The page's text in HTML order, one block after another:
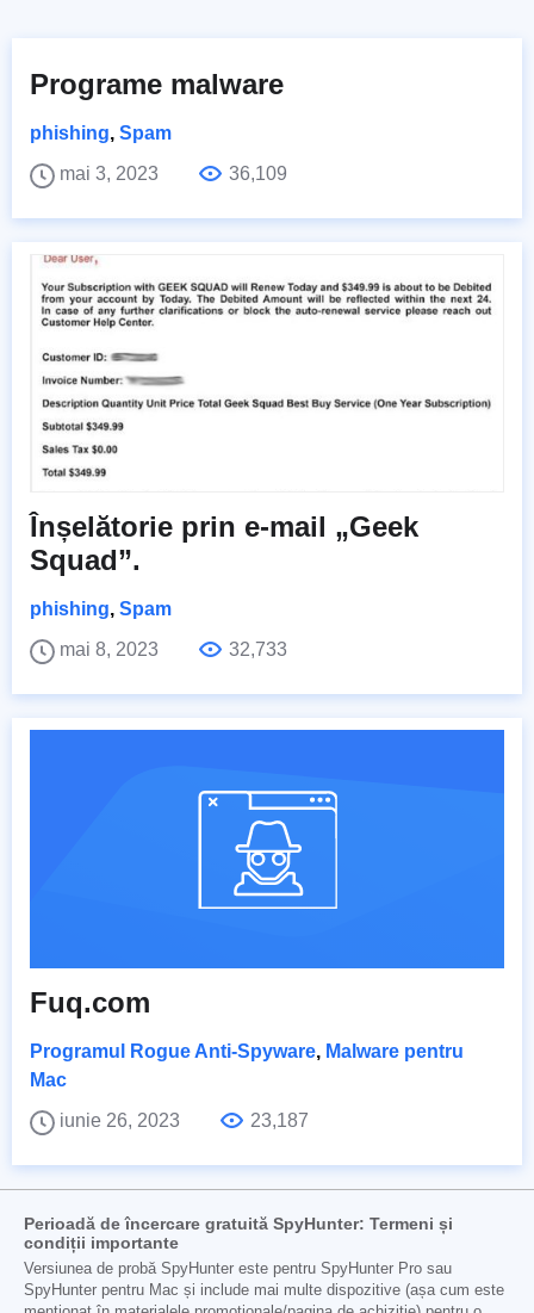
Programe malware
phishing, Spam
mai 3, 2023
36,109
Înșelătorie prin e-mail „Geek
Squad”.
phishing, Spam
mai 8, 2023
32,733
Fuq.com
Programul Rogue Anti-Spyware, Malware pentru
Mac
iunie 26, 2023
23,187
Perioadă de încercare gratuită SpyHunter: Termeni și
condiții importante
Versiunea de probă SpyHunter este pentru SpyHunter Pro sau
SpyHunter pentru Mac și include mai multe dispozitive (așa cum este